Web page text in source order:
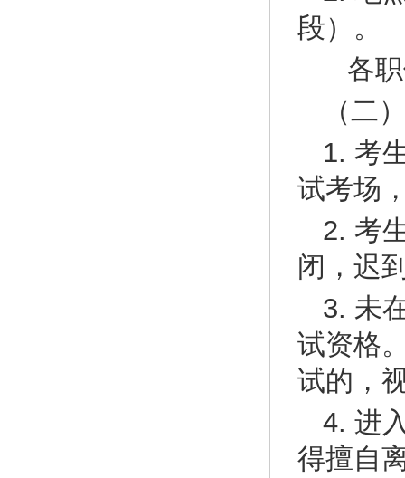
段）。
各职
（二
1. 考
试考场
2. 考
闭，迟
3. 未
试资格
试的，
4. 进
得擅自